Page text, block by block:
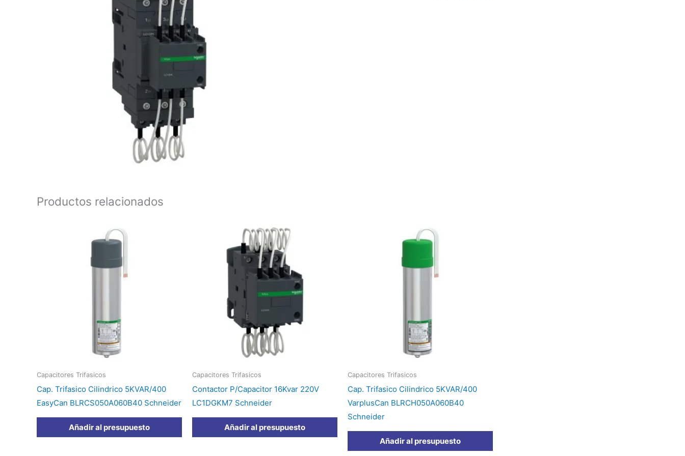
Productos relacionados
Capacitores Trifasicos
Cap. Trifasico Cilindrico 5KVAR/400
EasyCan BLRCS050A060B40 Schneider
Añadir al presupuesto
Capacitores Trifasicos
Contactor P/Capacitor 16Kvar 220V
LC1DGKM7 Schneider
Añadir al presupuesto
Capacitores Trifasicos
Cap. Trifasico Cilindrico 5KVAR/400
VarplusCan BLRCH050A060B40
Schneider
Añadir al presupuesto